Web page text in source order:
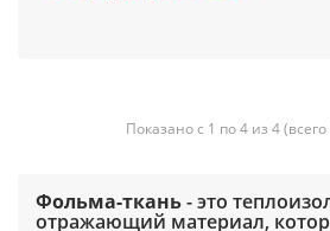
Показано с 1 по 4 из 4
Фольма-ткань- это
отражающий материал,